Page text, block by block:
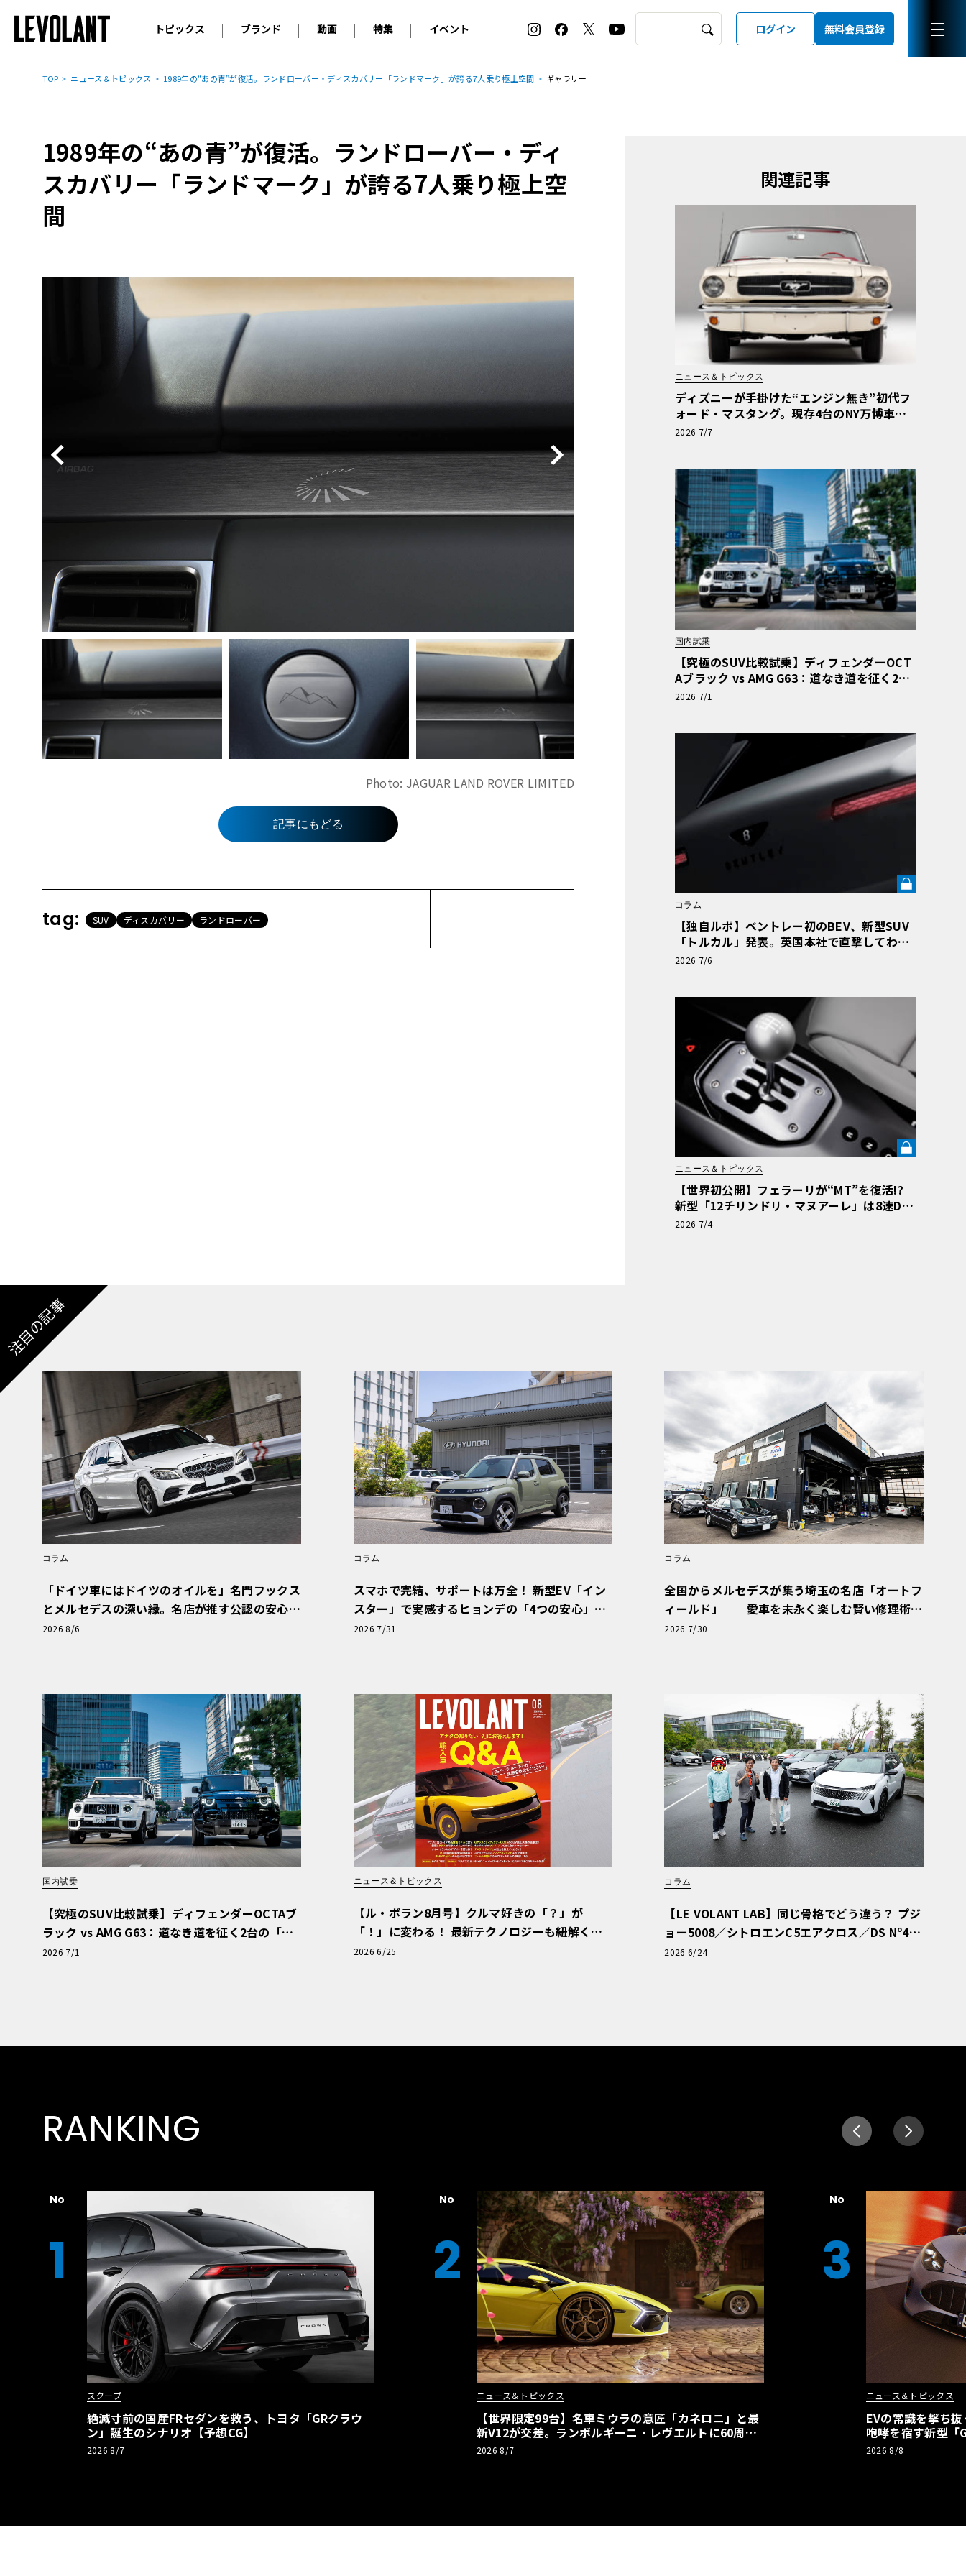
トピックス
ニュース
コラム
ブランド
輸入車 アウディ BMW
アルピナ
プジョー
ルノー
アバルト
アルファ・ロメオ
フィアット
ランボルギーニ
マセラティ
アストン・マーティン
ボルボ
キャデラック
ジープ
テスラ
国産車 レクサス トヨタ
日産
三菱
ダイハツ
スズキ
光岡
その他
動画
オリジナル動画
特集
2026 サマータイヤ＆ホイール バイヤーズガイド
ホイールカタログ
タイヤ特集
イベント
ル・ボラン カーズ・ミート2026横浜
EV:LIFE KOBE 2025
ル・ボラン カーズ・ミート2025横浜
ログイン 無料会員登録
TOP ニュース＆トピックス 1989年の“あの青”が復活。ランドローバー・ディスカバリー「ランドマーク」が誇る7人乗り極上空間 ギャラリー
1989年の“あの青”が復活。ランドローバー・ディ
スカバリー「ランドマーク」が誇る7人乗り極上空
間
Photo: JAGUAR LAND ROVER LIMITED
記事にもどる
tag: SUV ディスカバリー ランドローバー
関連記事
ニュース＆トピックス
ディズニーが手掛けた“エンジン無き”初代フ
ォード・マスタング。現存4台のNY万博車両
が米国の歴史的遺産へ
2026 7/7
国内試乗
【究極のSUV比較試乗】ディフェンダーOCT
Aブラック vs AMG G63：道なき道を征く2台
の「対極的アプローチ」
2026 7/1
コラム
【独自ルポ】ベントレー初のBEV、新型SUV
「トルカル」発表。英国本社で直撃してわか
った“ティザー画像にはない”賛否両論必至の
2026 7/6
ニュース＆トピックス
【世界初公開】フェラーリが“MT”を復活!?
新型「12チリンドリ・マヌアーレ」は8速DC
Tで珠玉のシフトフィールを再現《LE VOLAN
2026 7/4
注目の記事
コラム
「ドイツ車にはドイツのオイルを」名門フックス
とメルセデスの深い縁。名店が推す公認の安心
と、Cクラスで味わうシルキーな走り〈PR〉
2026 8/6
コラム
スマホで完結、サポートは万全！ 新型EV「イン
スター」で実感するヒョンデの「4つの安心」
【第1回・ヒョンデ6つの疑問：Why? Hyunda
2026 7/31
コラム
全国からメルセデスが集う埼玉の名店「オートフ
ィールド」──愛車を末永く楽しむ賢い修理術
と、プロがフックス製オイルを選ぶ理由〈PR〉
2026 7/30
国内試乗
【究極のSUV比較試乗】ディフェンダーOCTAブ
ラック vs AMG G63：道なき道を征く2台の「対
極的アプローチ」
2026 7/1
ニュース＆トピックス
【ル・ボラン8月号】クルマ好きの「？」が
「！」に変わる！ 最新テクノロジーも紐解く
「輸入車Q&A」
2026 6/25
コラム
【LE VOLANT LAB】同じ骨格でどう違う？ プジ
ョー5008／シトロエンC5エアクロス／DS Nº4
読者一気乗りレポート
2026 6/24
RANKING
No
1
スクープ
絶滅寸前の国産FRセダンを救う、トヨタ「GRクラウ
ン」誕生のシナリオ【予想CG】
2026 8/7
No
2
ニュース＆トピックス
【世界限定99台】名車ミウラの意匠「カネロニ」と最
新V12が交差。ランボルギーニ・レヴエルトに60周年
記念車が登場
2026 8/7
No
3
ニュース＆トピックス
EVの常識を撃ち
咆哮を宿す新型「
2026 8/8